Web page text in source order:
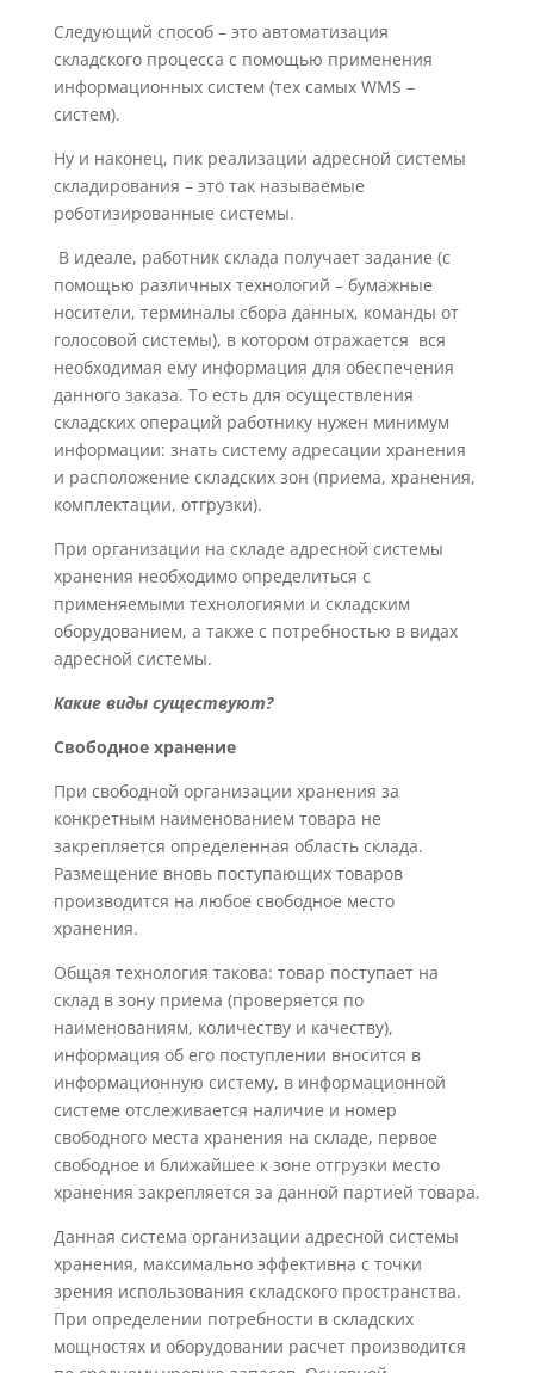
Следующий способ – это автоматизация
складского процесса с помощью применения
информационных систем (тех самых WMS –
систем).
Ну и наконец, пик реализации адресной системы
складирования – это так называемые
роботизированные системы.
В идеале, работник склада получает задание (с
помощью различных технологий – бумажные
носители, терминалы сбора данных, команды от
голосовой системы), в котором отражается вся
необходимая ему информация для обеспечения
данного заказа. То есть для осуществления
складских операций работнику нужен минимум
информации: знать систему адресации хранения
и расположение складских зон (приема, хранения,
комплектации, отгрузки).
При организации на складе адресной системы
хранения необходимо определиться с
применяемыми технологиями и складским
оборудованием, а также с потребностью в видах
адресной системы.
Какие виды существуют?
Свободное хранение
При свободной организации хранения за
конкретным наименованием товара не
закрепляется определенная область склада.
Размещение вновь поступающих товаров
производится на любое свободное место
хранения.
Общая технология такова: товар поступает на
склад в зону приема (проверяется по
наименованиям, количеству и качеству),
информация об его поступлении вносится в
информационную систему, в информационной
системе отслеживается наличие и номер
свободного места хранения на складе, первое
свободное и ближайшее к зоне отгрузки место
хранения закрепляется за данной партией товара.
Данная система организации адресной системы
хранения, максимально эффективна с точки
зрения использования складского пространства.
При определении потребности в складских
мощностях и оборудовании расчет производится